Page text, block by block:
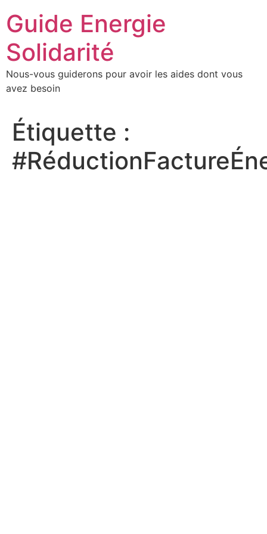
au
contenu
Guide Energie
Solidarité
Nous-vous guiderons pour avoir les aides dont vous
avez besoin
Étiquette :